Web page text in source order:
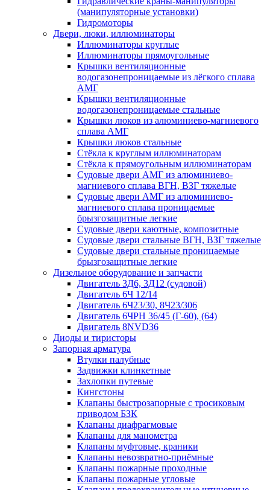
(манипуляторные установки)
Гидромоторы
Двери, люки, иллюминаторы
Иллюминаторы круглые
Иллюминаторы прямоугольные
Крышки вентиляционные
водогазонепроницаемые из лёгкого сплава
АМГ
Крышки вентиляционные
водогазонепроницаемые стальные
Крышки люков из алюминиево-магниевого
сплава АМГ
Крышки люков стальные
Стёкла к круглым иллюминаторам
Стёкла к прямоугольным иллюминаторам
Судовые двери АМГ из алюминиево-
магниевого сплава ВГН, ВЗГ тяжелые
Судовые двери АМГ из алюминиево-
магниевого сплава проницаемые
брызгозащитные легкие
Судовые двери каютные, композитные
Судовые двери стальные ВГН, ВЗГ тяжелые
Судовые двери стальные проницаемые
брызгозащитные легкие
Дизельное оборудование и запчасти
Двигатель 3Д6, 3Д12 (судовой)
Двигатель 6Ч 12/14
Двигатель 6Ч23/30, 8Ч23/306
Двигатель 6ЧРН 36/45 (Г-60), (64)
Двигатель 8NVD36
Диоды и тиристоры
Запорная арматура
Втулки палубные
Задвижки клинкетные
Захлопки путевые
Кингстоны
Клапаны быстрозапорные с тросиковым
приводом БЗК
Клапаны диафрагмовые
Клапаны для манометра
Клапаны муфтовые, краники
Клапаны невозвратно-приёмные
Клапаны пожарные проходные
Клапаны пожарные угловые